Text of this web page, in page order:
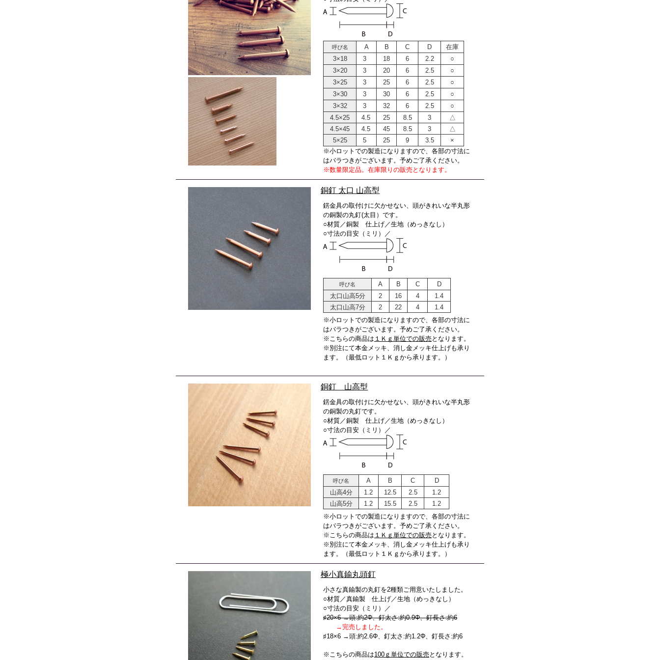
呼び名 A B C D
在庫
3×18
3 18 6 2.2
○
3×20
3 20 6 2.5
○
3×25
3 25 6 2.5
○
3×30
3 30 6 2.5
○
3×32
3 32 6 2.5
○
4.5×25
4.5 25 8.5 3
△
4.5×45
4.5 45 8.5 3
△
5×25
5 25 9 3.5
×
※小ロットでの製造になりますので、各部の寸法に
はバラつきがございます。予めご了承ください。
※数量限定品。在庫限りの販売となります。
銅釘 太口 山高型
錺金具の取付けに欠かせない、頭がきれいな半丸形
の銅製の丸釘(太目）です。
○材質／銅製 仕上げ／生地（めっきなし）
○寸法の目安（ミリ）／
呼び名 A B C
D
太口山高5分
2 16 4
1.4
太口山高7分
2 22 4
1.4
※小ロットでの製造になりますので、各部の寸法に
はバラつきがございます。予めご了承ください。
※こちらの商品は １Ｋｇ単位での販売 となります。
※別注にて本金メッキ、消し金メッキ仕上げも承り
ます。（最低ロット１Ｋｇから承ります。）
銅釘 山高型
錺金具の取付けに欠かせない、頭がきれいな半丸形
の銅製の丸釘です。
○材質／銅製 仕上げ／生地（めっきなし）
○寸法の目安（ミリ）／
呼び名 A B C
D
山高4分
1.2 12.5 2.5
1.2
山高5分
1.2 15.5 2.5
1.2
※小ロットでの製造になりますので、各部の寸法に
はバラつきがございます。予めご了承ください。
※こちらの商品は １Ｋｇ単位での販売 となります。
※別注にて本金メッキ、消し金メッキ仕上げも承り
ます。（最低ロット１Ｋｇから承ります。）
極小真鍮丸頭釘
小さな真鍮製の丸釘を2種類ご用意いたしました。
○材質／真鍮製 仕上げ／生地（めっきなし）
○寸法の目安（ミリ）／
♯20×6 →頭:約2Φ、釘太さ:約0.9Φ、釘長さ:約6
→完売しました。
♯18×6 →頭:約2.6Φ、釘太さ:約1.2Φ、釘長さ:約6
※こちらの商品は100ｇ単位での販売 となります。